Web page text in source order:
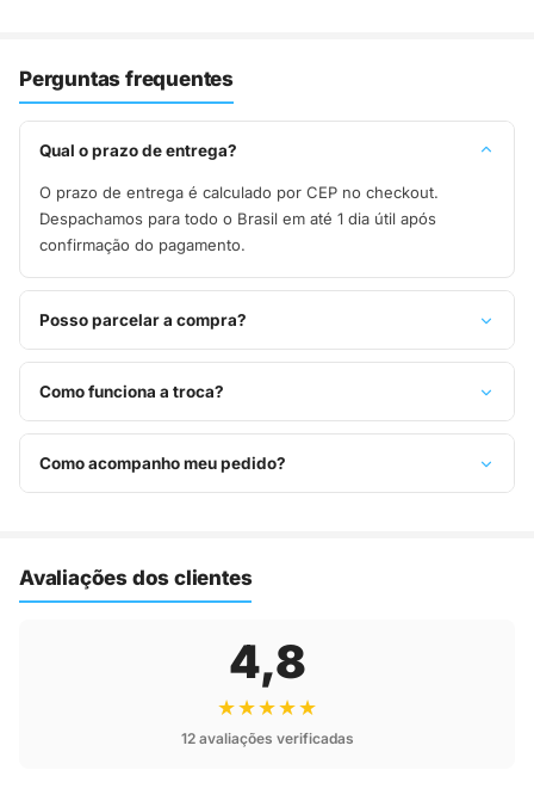
Perguntas frequentes
Qual o prazo de entrega?
O prazo de entrega é calculado por CEP no checkout.
Despachamos para todo o Brasil em até 1 dia útil após
confirmação do pagamento.
Posso parcelar a compra?
Sim, parcelamos em até 10x sem juros no cartão de crédito,
ou pague à vista no Pix com 8% de desconto.
Como funciona a troca?
Você tem 7 dias após o recebimento para solicitar troca.
Basta entrar em contato pelo WhatsApp ou e-mail.
Como acompanho meu pedido?
Avaliações dos clientes
4,8
★★★★★
12 avaliações verificadas